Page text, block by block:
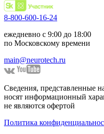
8-800-600-16-24
ежедневно с 9:00 до 18:00
по Московскому времени
main@neurotech.ru
Сведения, представленные
носят информационный
не являются офертой
Политика